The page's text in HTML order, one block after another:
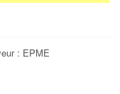
: EPME